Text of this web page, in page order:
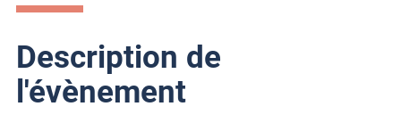
Description de
l'évènement